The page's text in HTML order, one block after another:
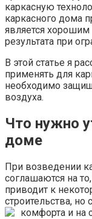
каркасную
каркасного дома
является
результата при
В этой статье я
применять для
необходимо
воздуха.
Что нужно
доме
При возведении
соглашаются на
приводит к
строительства, но
комфорта и на